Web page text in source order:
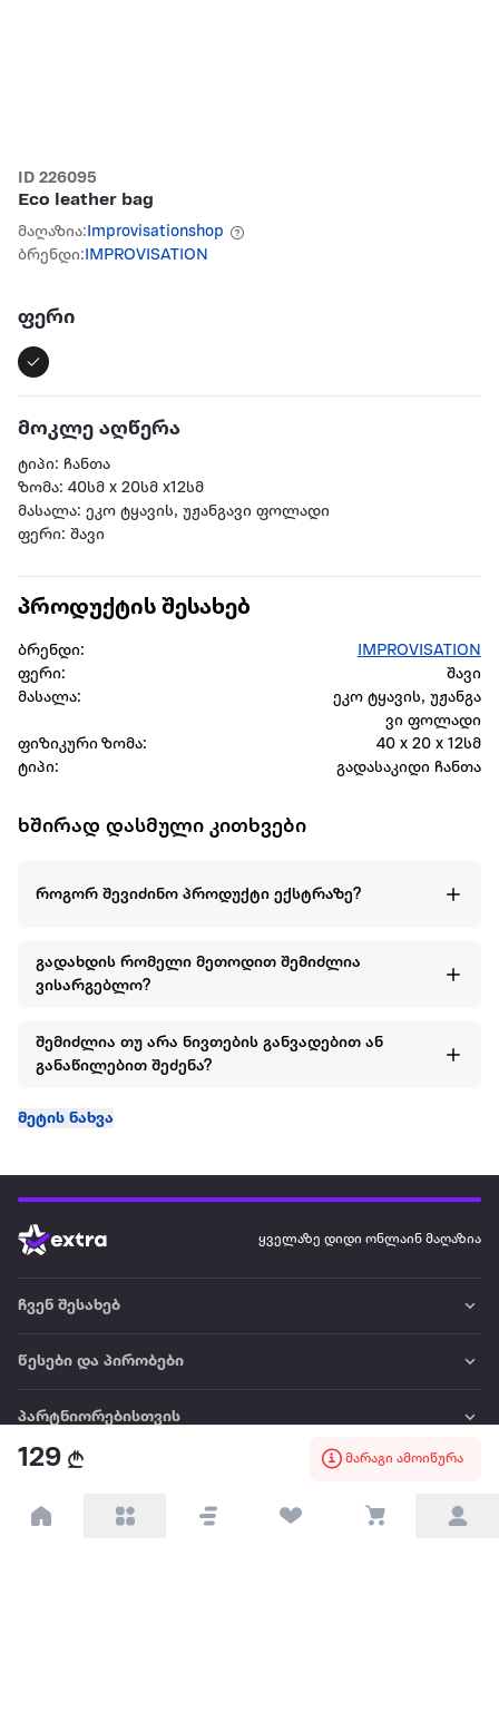
ID 226095
Eco leather bag
მაღაზია:Improvisationshop
ბრენდი:IMPROVISATION
ფერი
მოკლე აღწერა
ტიპი: ჩანთა
ზომა: 40სმ x 20სმ x12სმ
მასალა: ეკო ტყავის, უჟანგავი ფოლადი
ფერი: შავი
129 მარაგი ამოიწურა
პროდუქტის შესახებ
ბრენდი:
IMPROVISATION
ფერი:
შავი
მასალა:
ეკო ტყავის, უჟანგა
ვი ფოლადი
ფიზიკური ზომა:
40 x 20 x 12სმ
ტიპი:
გადასაკიდი ჩანთა
ხშირად დასმული კითხვები
როგორ შევიძინო პროდუქტი ექსტრაზე?
გადახდის რომელი მეთოდით შემიძლია
ვისარგებლო?
შემიძლია თუ არა ნივთების განვადებით ან
განაწილებით შეძენა?
მეტის ნახვა
ყველაზე დიდი ონლაინ მაღაზია
ჩვენ შესახებ
წესები და პირობები
პარტნიორებისთვის
ტრენდული
პოპულარული